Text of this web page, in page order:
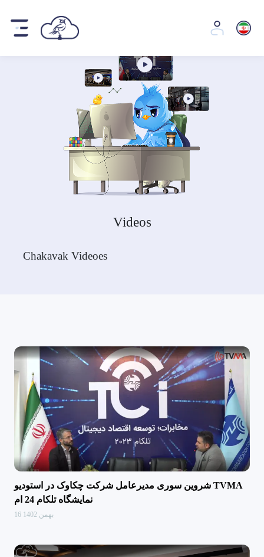
Videos
Chakavak Videoes
شروین سوری مدیرعامل شرکت چکاوک در استودیو TVMA
نمایشگاه تلکام 24 ام
16 بهمن 1402